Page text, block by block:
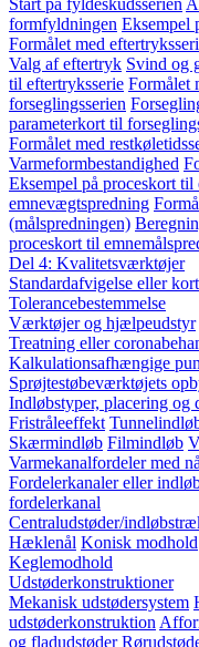
Start på fyldeskudsserien
formfyldningen Eksempel
Formålet med
Valg af eftertryk Svind og
til eftertryksserie Formålet
forseglingsserien
parameterkort til
Formålet med
Varmeformbestandighed
Eksempel på proceskort
emnevægtspredning
(målspredningen)
proceskort til
Del 4: Kvalitetsværktøjer
Standardafvigelse eller
Tolerancebestemmelse
Værktøjer og hjælpeudstyr
Treatning eller
Kalkulationsafhængige
Sprøjtestøbeværktøjets
Indløbstyper, placering og
Fristråleeffekt
Skærmindløb Filmindløb
Varmekanalfordeler med
Fordelerkanaler eller
fordelerkanal
Centraludstøder/
Hæklenål Konisk modhold
Keglemodhold
Udstøderkonstruktioner
Mekanisk udstødersystem
udstøderkonstruktion
og fladudstøder